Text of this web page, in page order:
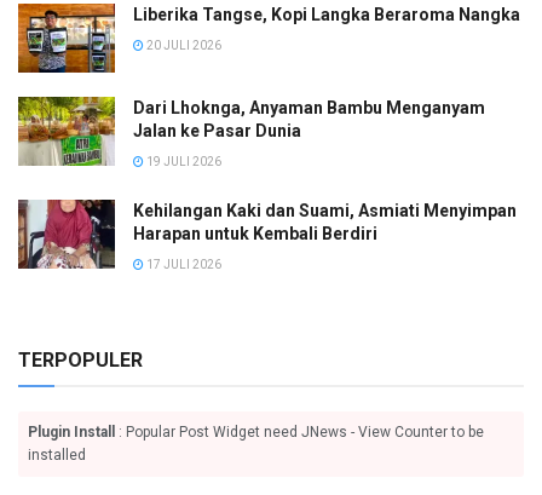
Liberika Tangse, Kopi Langka Beraroma Nangka
20 JULI 2026
Dari Lhoknga, Anyaman Bambu Menganyam
Jalan ke Pasar Dunia
19 JULI 2026
Kehilangan Kaki dan Suami, Asmiati Menyimpan
Harapan untuk Kembali Berdiri
17 JULI 2026
TERPOPULER
Plugin Install
: Popular Post Widget need JNews - View Counter to be
installed